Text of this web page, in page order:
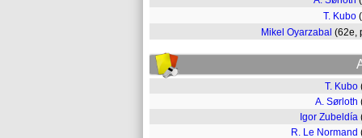
T. Kubo
Mikel Oyarzabal (62e,
T. Kubo
A. Sørloth
Igor Zubeldía
R. Le Normand